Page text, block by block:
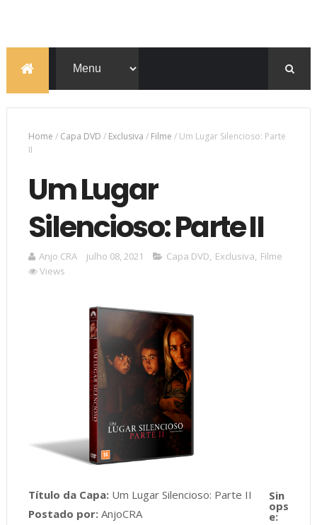
Home / Capa DVD / Exclusiva / Filme / Um Lugar Silencioso: Parte
II
Um Lugar
Silencioso: Parte II
Anjo CRA julho 08, 2021 Capa DVD, Exclusiva, Filme
Views
Título da Capa:Um Lugar Silencioso: Parte II
Postado por:AnjoCRA